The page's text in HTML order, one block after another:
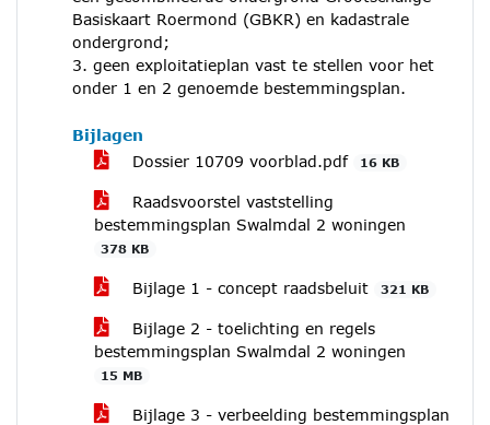
Basiskaart Roermond (GBKR) en kadastrale
ondergrond;
3. geen exploitatieplan vast te stellen voor het
onder 1 en 2 genoemde bestemmingsplan.
Bijlagen
Dossier 10709 voorblad.pdf
16 KB
Raadsvoorstel vaststelling
bestemmingsplan Swalmdal 2 woningen
378 KB
Bijlage 1 - concept raadsbeluit 321 KB
Bijlage 2 - toelichting en regels
bestemmingsplan Swalmdal 2 woningen
15 MB
Bijlage 3 - verbeelding bestemmingsplan